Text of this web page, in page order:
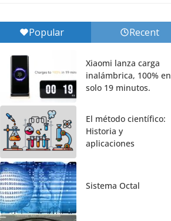
Popular Recent
Xiaomi lanza carga
inalámbrica, 100% en
solo 19 minutos.
El método científico:
Historia y
aplicaciones
Sistema Octal